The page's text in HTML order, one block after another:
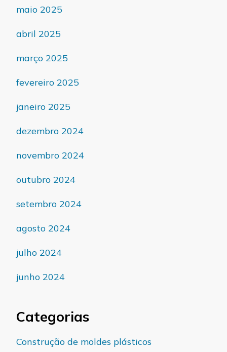
maio 2025
abril 2025
março 2025
fevereiro 2025
janeiro 2025
dezembro 2024
novembro 2024
outubro 2024
setembro 2024
agosto 2024
julho 2024
junho 2024
Categorias
Construção de moldes plásticos